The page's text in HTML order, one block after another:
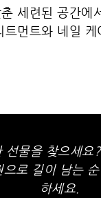
세련된 공간에
트먼트와 네일
선물을 찾으세요
으로 길이 남는
하세요.